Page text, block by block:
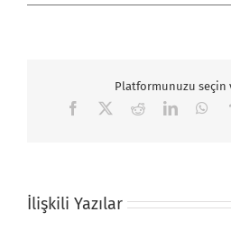
Platformunuzu seçin
Facebook RedditLinkedIn
İlişkili Yazılar